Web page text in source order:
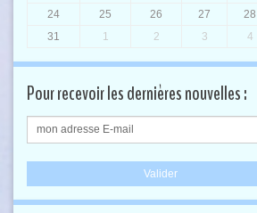
24
25 26 27 28
31
1 2 3 4
Pour recevoir les dernières nouvelles :